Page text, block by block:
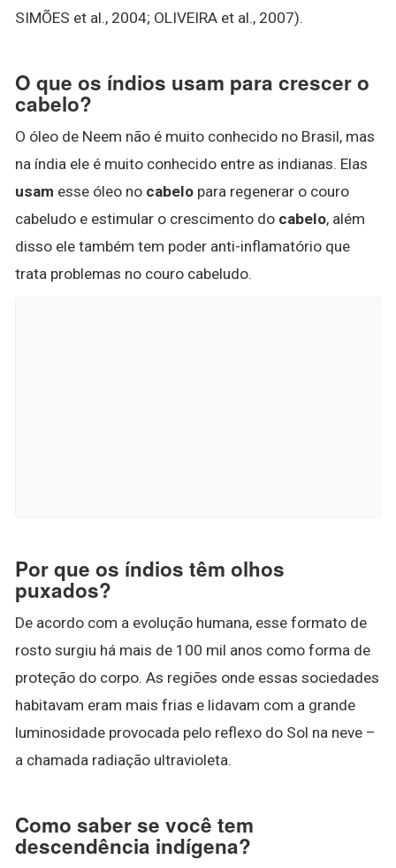
SIMÕES et al., 2004; OLIVEIRA et al., 2007).
O que os índios usam para crescer o
cabelo?
O óleo de Neem não é muito conhecido no Brasil, mas
na índia ele é muito conhecido entre as indianas. Elas
usam esse óleo no cabelo para regenerar o couro
cabeludo e estimular o crescimento do cabelo, além
disso ele também tem poder anti-inflamatório que
trata problemas no couro cabeludo.
Por que os índios têm olhos
puxados?
De acordo com a evolução humana, esse formato de
rosto surgiu há mais de 100 mil anos como forma de
proteção do corpo. As regiões onde essas sociedades
habitavam eram mais frias e lidavam com a grande
luminosidade provocada pelo reflexo do Sol na neve –
a chamada radiação ultravioleta.
Como saber se você tem
descendência indígena?